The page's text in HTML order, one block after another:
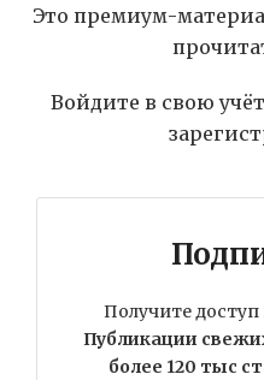
Это премиум-
Войдите в свою
Получите доступ
Публикации
более 120 тыс